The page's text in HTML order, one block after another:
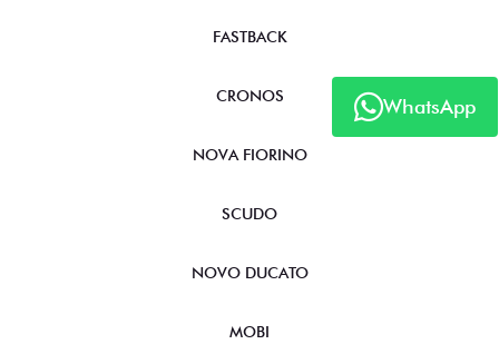
WhatsApp
FASTBACK
CRONOS
NOVA FIORINO
SCUDO
NOVO DUCATO
MOBI